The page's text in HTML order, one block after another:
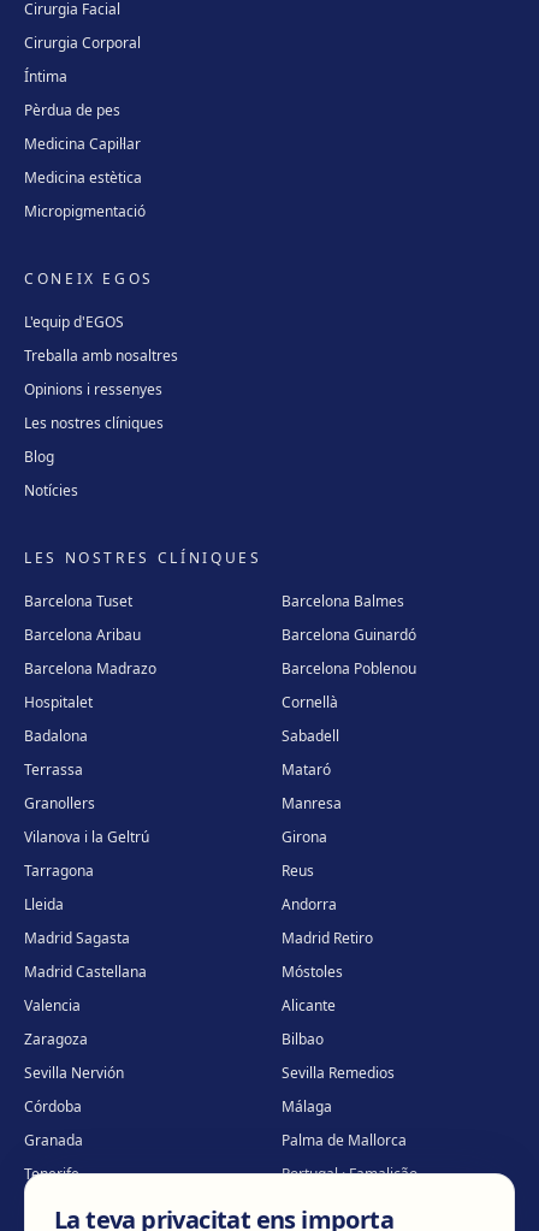
Cirurgia Facial
Cirurgia Corporal
Íntima
Pèrdua de pes
Medicina Capil·lar
Medicina estètica
Micropigmentació
CONEIX EGOS
L'equip d'EGOS
Treballa amb nosaltres
Opinions i ressenyes
Les nostres clíniques
Blog
Notícies
LES NOSTRES CLÍNIQUES
Barcelona Tuset
Barcelona Balmes
Barcelona Aribau
Barcelona Guinardó
Barcelona Madrazo
Barcelona Poblenou
Hospitalet
Cornellà
Badalona
Sabadell
Terrassa
Mataró
Granollers
Manresa
Vilanova i la Geltrú
Girona
Tarragona
Reus
Lleida
Andorra
Madrid Sagasta
Madrid Retiro
Madrid Castellana
Móstoles
Valencia
Alicante
Zaragoza
Bilbao
Sevilla Nervión
Sevilla Remedios
Córdoba
Málaga
Granada
Palma de Mallorca
Tenerife
Portugal · Famalicão
Portugal · Guimarães
Clínica virtual *
La teva privacitat ens importa